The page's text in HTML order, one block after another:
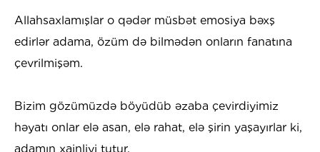
Allahsaxlamışlar o qədər müsbət emosiya bəxş
edirlər adama, özüm də bilmədən onların fanatına
çevrilmişəm.
Bizim gözümüzdə böyüdüb əzaba çevirdiyimiz
həyatı onlar elə asan, elə rahat, elə şirin yaşayırlar ki,
adamın xainliyi tutur.